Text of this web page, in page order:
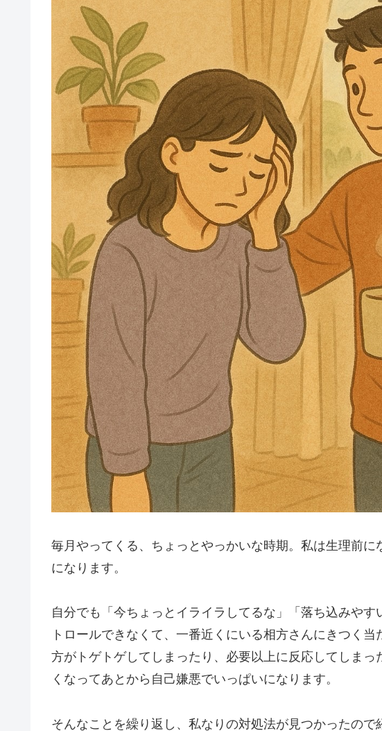
毎月やってくる、ちょっとやっかいな時期。私は生理前
になります。
自分でも「今ちょっとイライラしてるな」「落ち込みや
トロールできなくて、一番近くにいる相方さんにきつく
方がトゲトゲしてしまったり、必要以上に反応してしま
くなってあとから自己嫌悪でいっぱいになります。
そんなことを繰り返し、私なりの対処法が見つかったので